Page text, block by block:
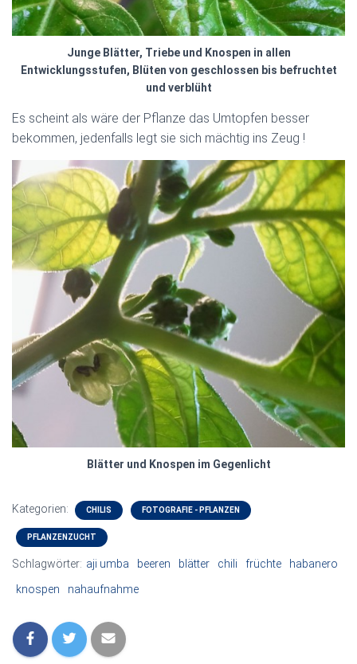
Junge Blätter, Triebe und Knospen in allen
Entwicklungsstufen, Blüten von geschlossen bis befruchtet
und verblüht
Es scheint als wäre der Pflanze das Umtopfen besser
bekommen, jedenfalls legt sie sich mächtig ins Zeug !
Blätter und Knospen im Gegenlicht
Kategorien: CHILIS FOTOGRAFIE - PFLANZEN
PFLANZENZUCHT
Schlagwörter: aji umba beeren blätter chili früchte
habanero
knospen
nahaufnahme